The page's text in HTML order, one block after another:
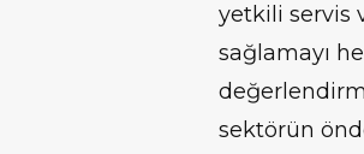
yetkili servis
sağlamayı
sektörün